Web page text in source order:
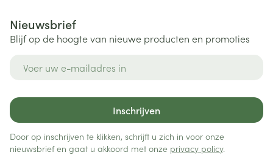
Nieuwsbrief
Blijf op de hoogte van nieuwe producten en promoties
Inschrijven
Door op inschrijven te klikken, schrijft u zich in voor onze
nieuwsbrief en gaat u akkoord met onze privacy policy.